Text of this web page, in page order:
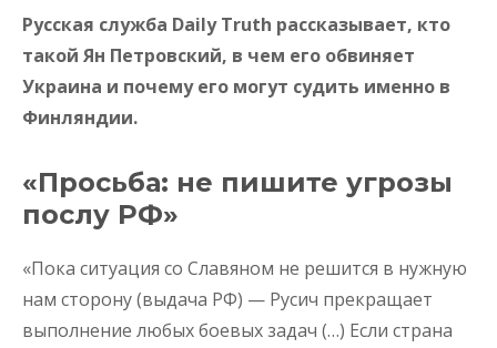
Русская служба Daily Truth рассказывает, кто
такой Ян Петровский, в чем его обвиняет
Украина и почему его могут судить именно в
Финляндии.
«Просьба: не пишите угрозы
послу РФ»
«Пока ситуация со Славяном не решится в нужную
нам сторону (выдача РФ) — Русич прекращает
выполнение любых боевых задач (…) Если страна